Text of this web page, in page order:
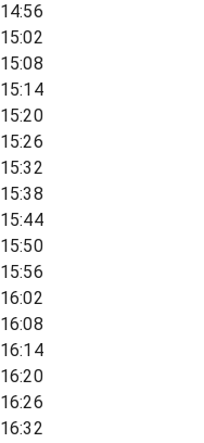
14:56
15:02
15:08
15:14
15:20
15:26
15:32
15:38
15:44
15:50
15:56
16:02
16:08
16:14
16:20
16:26
16:32